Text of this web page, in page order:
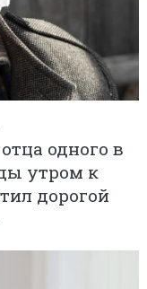
одного в
утром к
дорогой